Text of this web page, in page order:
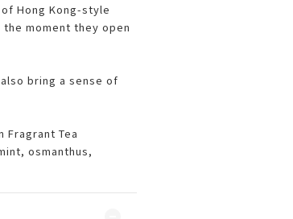
Hong Kong-style
moment they open
bring a sense of
Fragrant Tea
osmanthus,